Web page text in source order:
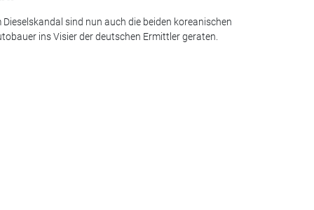
Dieselskandal sind nun auch die beiden koreanischen
ins Visier der deutschen Ermittler geraten.